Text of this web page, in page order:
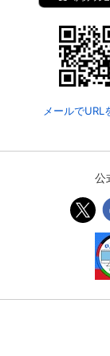
メールでURL
公